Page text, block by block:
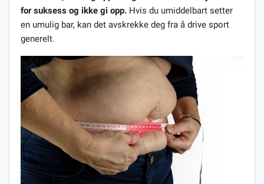
for suksess og ikke gi opp. Hvis du umiddelbart setter
en umulig bar, kan det avskrekke deg fra å drive sport
generelt.